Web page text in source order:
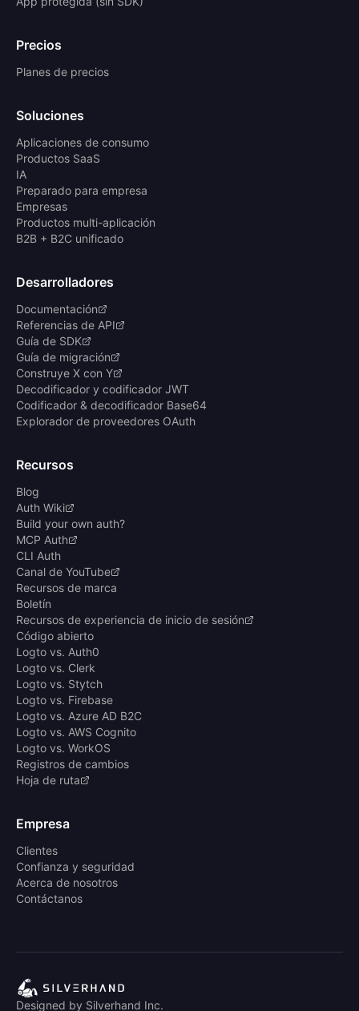
Precios
Planes de precios
Soluciones
Aplicaciones de consumo
Productos SaaS
IA
Preparado para empresa
Empresas
Productos multi-aplicación
B2B + B2C unificado
Desarrolladores
Documentación
Referencias de API
Guía de SDK
Guía de migración
Construye X con Y
Decodificador y codificador JWT
Codificador & decodificador Base64
Explorador de proveedores OAuth
Recursos
Blog
Auth Wiki
Build your own auth?
MCP Auth
CLI Auth
Canal de YouTube
Recursos de marca
Boletín
Recursos de experiencia de inicio de sesión
Código abierto
Logto vs. Auth0
Logto vs. Clerk
Logto vs. Stytch
Logto vs. Firebase
Logto vs. Azure AD B2C
Logto vs. AWS Cognito
Logto vs. WorkOS
Registros de cambios
Hoja de ruta
Empresa
Clientes
Confianza y seguridad
Acerca de nosotros
Contáctanos
Designed by Silverhand Inc.